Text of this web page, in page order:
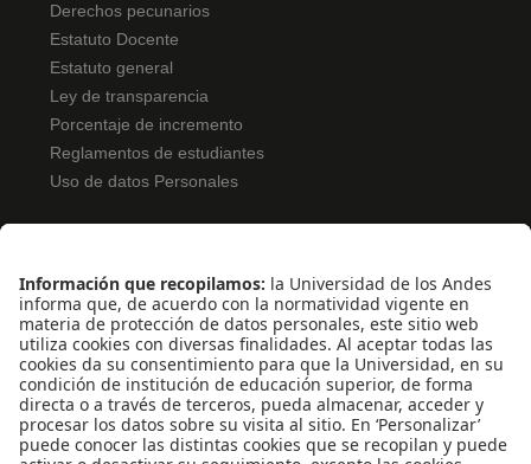
Derechos pecunarios
Estatuto Docente
Estatuto general
Ley de transparencia
Porcentaje de incremento
Reglamentos de estudiantes
Uso de datos Personales
ENLACES RÁPIDOS
Pentágono
Pentágono Virtual
Bolsa de Ofertas
Solicitud de Monitorías
Inscripción Examen de Clasificación